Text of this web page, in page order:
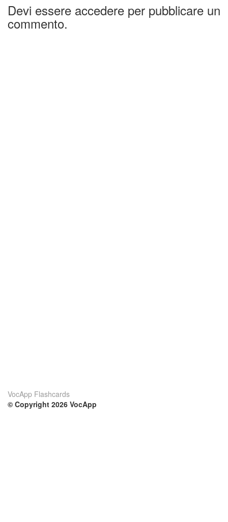
Devi essere accedere per pubblicare un
commento.
VocApp Flashcards
© Copyright 2026 VocApp